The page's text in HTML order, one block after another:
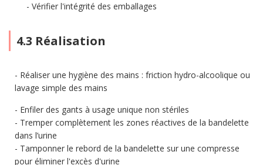
Vérifier l'intégrité des emballages
4.3 Réalisation
Réaliser une hygiène des mains : friction hydro-alcoolique ou
lavage simple des mains
Enfiler des gants à usage unique non stériles
Tremper complètement les zones réactives de la bandelette
dans l’urine
Tamponner le rebord de la bandelette sur une compresse
pour éliminer l'excès d'urine